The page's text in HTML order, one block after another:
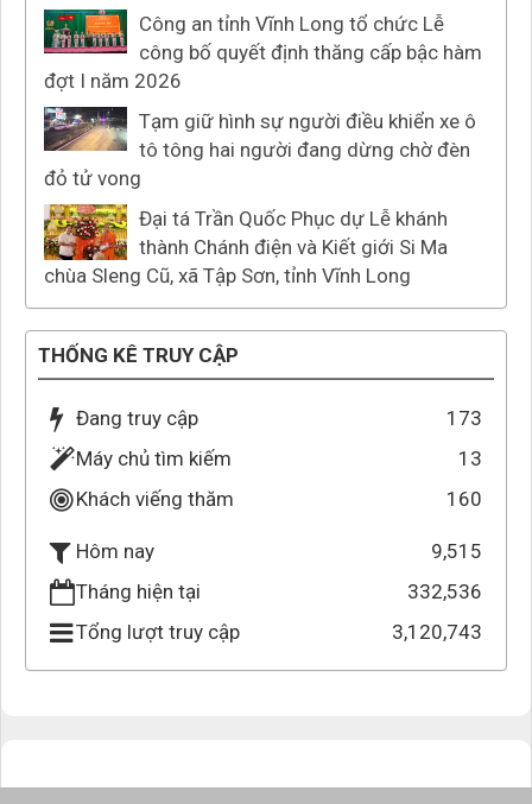
Công an tỉnh Vĩnh Long tổ chức Lễ
công bố quyết định thăng cấp bậc hàm
đợt I năm 2026
Tạm giữ hình sự người điều khiển xe ô
tô tông hai người đang dừng chờ đèn
đỏ tử vong
Đại tá Trần Quốc Phục dự Lễ khánh
thành Chánh điện và Kiết giới Si Ma
chùa Sleng Cũ, xã Tập Sơn, tỉnh Vĩnh Long
THỐNG KÊ TRUY CẬP
Đang truy cập
173
Máy chủ tìm kiếm
13
Khách viếng thăm
160
Hôm nay
9,515
Tháng hiện tại
332,536
Tổng lượt truy cập
3,120,743